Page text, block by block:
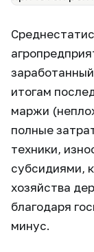
итогам
маржи
полные
техники,
субсидиями,
хозяйства
благодаря
минус.